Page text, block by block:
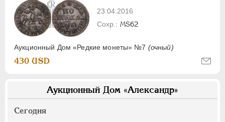
23.04.2016
Аукционный Дом «Редкие монеты» №7 (очный)
MS62
430 USD
Аукционный Дом «Александр»
Сегодня